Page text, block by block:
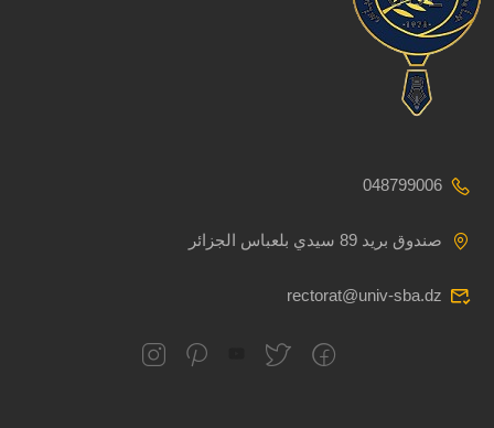
048799006
صندوق بريد 89 سيدي بلعباس الجزائر
rectorat@univ-sba.dz